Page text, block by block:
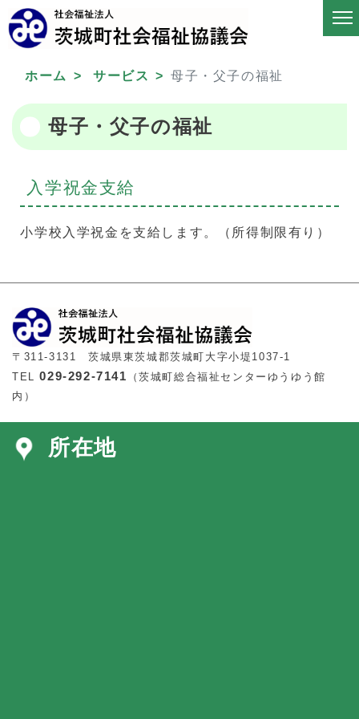
ホーム サービス 母子・父子の福祉
母子・父子の福祉
入学祝金支給
小学校入学祝金を支給します。（所得制限有り）
〒311-3131 茨城県東茨城郡茨城町大字小堤1037-1
TEL029-292-7141
（茨城町総合福祉センターゆうゆう館
内）
所在地